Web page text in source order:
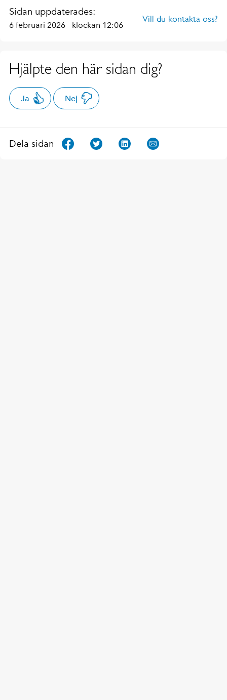
Sidan uppdaterades:
6 februari 2026 klockan 12:06
Vill du kontakta oss?
Hjälpte den här sidan dig?
Ja Nej
Dela sidan